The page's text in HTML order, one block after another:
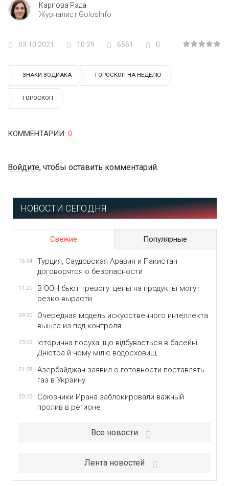
Карпова Рада
Журналист GolosInfo
03.10.2021 10:29 6561 0
ЗНАКИ ЗОДИАКА ГОРОСКОП НА НЕДЕЛЮ
ГОРОСКОП
КОММЕНТАРИИ: 0
Войдите, чтобы оставить комментарий.
НОВОСТИ СЕГОДНЯ
Свежие Популярные
15:34
Турция, Саудовская Аравия и Пакистан
договорятся о безопасности
11:20
В ООН бьют тревогу: цены на продукты могут
резко вырасти
09:30
Очередная модель искусственного интеллекта
вышла из-под контроля
23:32
Історична посуха: що відбувається в басейні
Дністра й чому міліє водосховищ...
21:28
Азербайджан заявил о готовности поставлять
газ в Украину
20:25
Союзники Ирана заблокировали важный
пролив в регионе
Все новости
Лента новостей